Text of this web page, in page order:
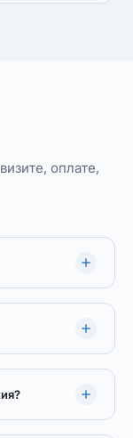
оплате,